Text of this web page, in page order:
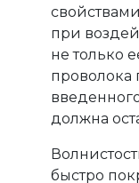
при
не только
проволока
должна
быстро